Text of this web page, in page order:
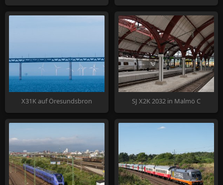
X31K auf Öresundsbron SJ X2K 2032 in Malmö C